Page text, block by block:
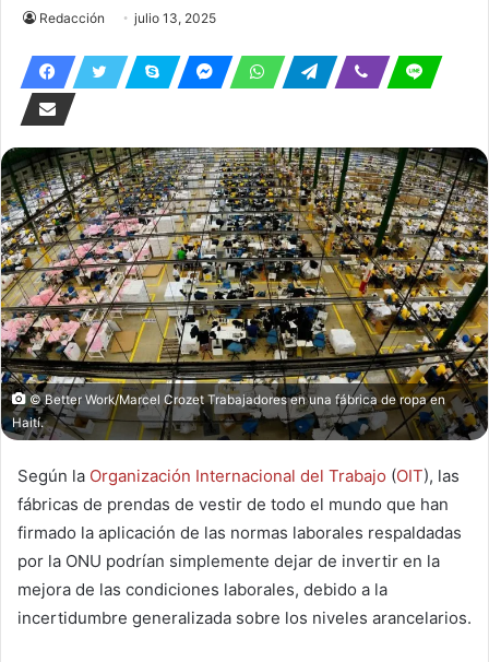
Redacción julio 13, 2025
© Better Work/Marcel Crozet Trabajadores en una fábrica de ropa en
Haití.
Según la Organización Internacional del Trabajo (OIT), las
fábricas de prendas de vestir de todo el mundo que han
firmado la aplicación de las normas laborales respaldadas
por la ONU podrían simplemente dejar de invertir en la
mejora de las condiciones laborales, debido a la
incertidumbre generalizada sobre los niveles arancelarios.